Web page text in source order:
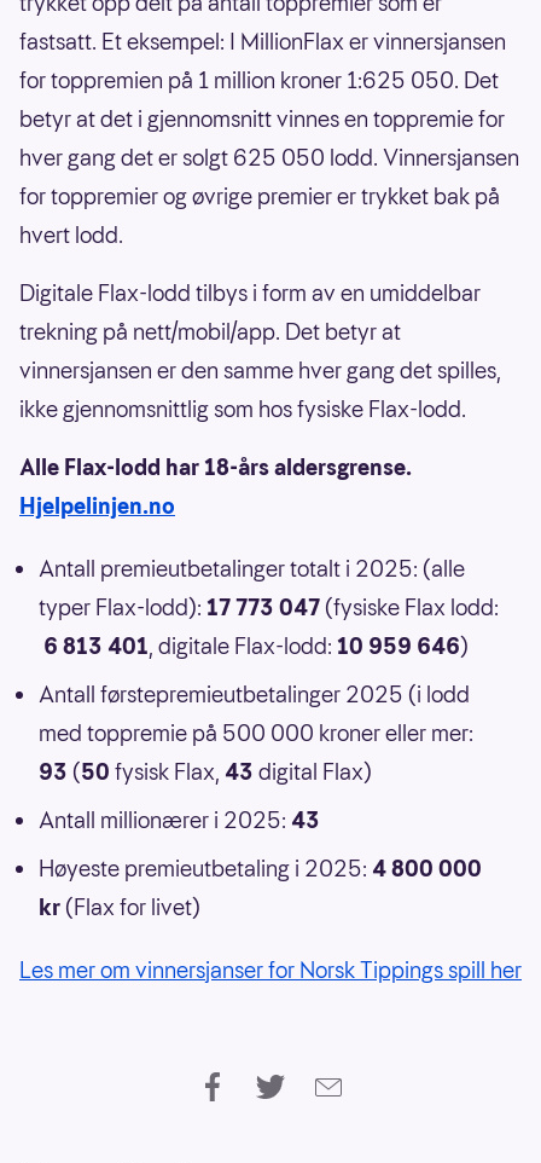
fastsatt. Et eksempel: I MillionFlax er vinnersjansen
for toppremien på 1 million kroner 1:625 050. Det
betyr at det i gjennomsnitt vinnes en toppremie for
hver gang det er solgt 625 050 lodd. Vinnersjansen
for toppremier og øvrige premier er trykket bak på
hvert lodd.
Digitale Flax-lodd tilbys i form av en umiddelbar
trekning på nett/mobil/app. Det betyr at
vinnersjansen er den samme hver gang det spilles,
ikke gjennomsnittlig som hos fysiske Flax-lodd.
Alle Flax-lodd har 18-års aldersgrense.
Hjelpelinjen.no
Antall premieutbetalinger totalt i 2025: (alle
typer Flax-lodd): 17 773 047 (fysiske Flax lodd:
6 813 401, digitale Flax-lodd: 10 959 646)
Antall førstepremieutbetalinger 2025 (i lodd
med toppremie på 500 000 kroner eller mer:
93 (50 fysisk Flax, 43 digital Flax)
Antall millionærer i 2025: 43
Høyeste premieutbetaling i 2025: 4 800 000
kr (Flax for livet)
Les mer om vinnersjanser for Norsk Tippings spill her